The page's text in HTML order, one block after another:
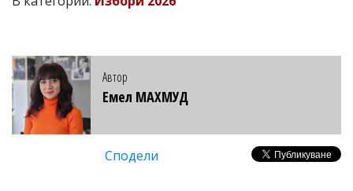
Автор
Емел МАХМУД
Сподели